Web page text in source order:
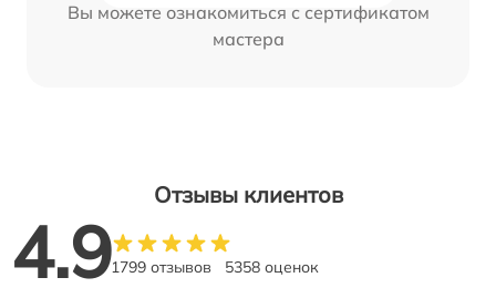
Вы можете ознакомиться с сертификатом
мастера
Отзывы клиентов
4.91799 отзывов 5358 оценок